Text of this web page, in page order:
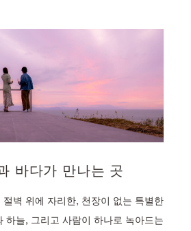
바다가 만나는 곳
벽 위에 자리한, 천장이 없는 특별한
하늘, 그리고 사람이 하나로 녹아드는